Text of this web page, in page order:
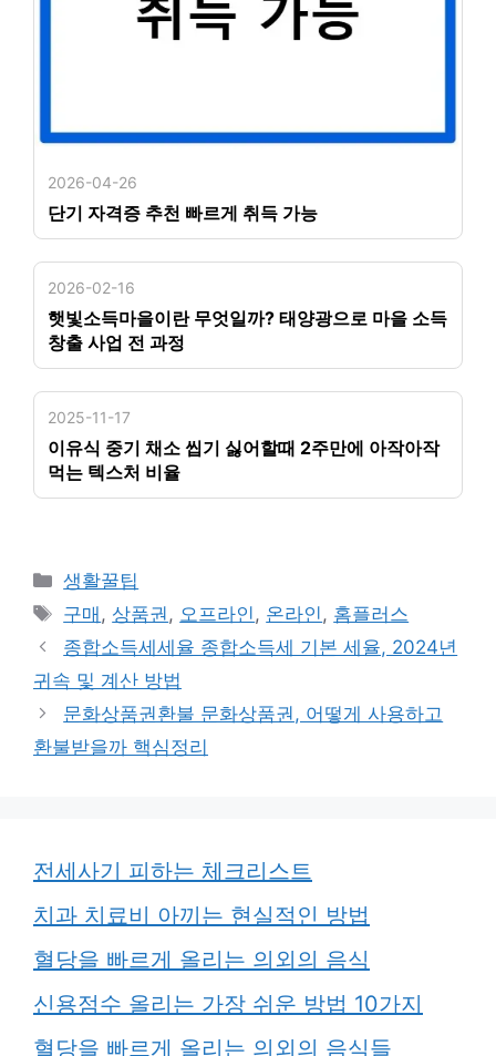
2026-04-26
단기 자격증 추천 빠르게 취득 가능
2026-02-16
햇빛소득마을이란 무엇일까? 태양광으로 마을 소득
창출 사업 전 과정
2025-11-17
이유식 중기 채소 씹기 싫어할때 2주만에 아작아작
먹는 텍스처 비율
카
테
리
생활꿀팁
태
그
구매 , 상품권, 오프라인, 온라인, 홈플러스
종합소득세세율 종합소득세 기본 세율, 2024년
귀속 및 계산 방법
문화상품권환불 문화상품권, 어떻게 사용하고
환불받을까 핵심정리
전세사기 피하는 체크리스트
치과 치료비 아끼는 현실적인 방법
혈당을 빠르게 올리는 의외의 음식
신용점수 올리는 가장 쉬운 방법 10가지
혈당을 빠르게 올리는 의외의 음식들